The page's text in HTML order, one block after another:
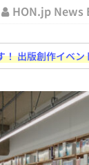
ど、週刊出版ニュー
8月2日 ] EUが生成
8月1日 ] 文科省、プ
ニュースまとめ
7月31日 ] HON.jp
HON.jp News
！ 出版創作イベ